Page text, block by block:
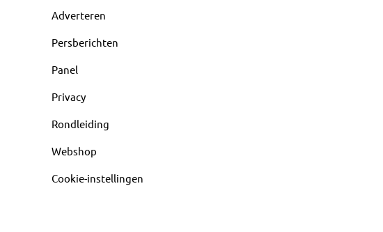
Adverteren
Persberichten
Panel
Privacy
Rondleiding
Webshop
Cookie-instellingen